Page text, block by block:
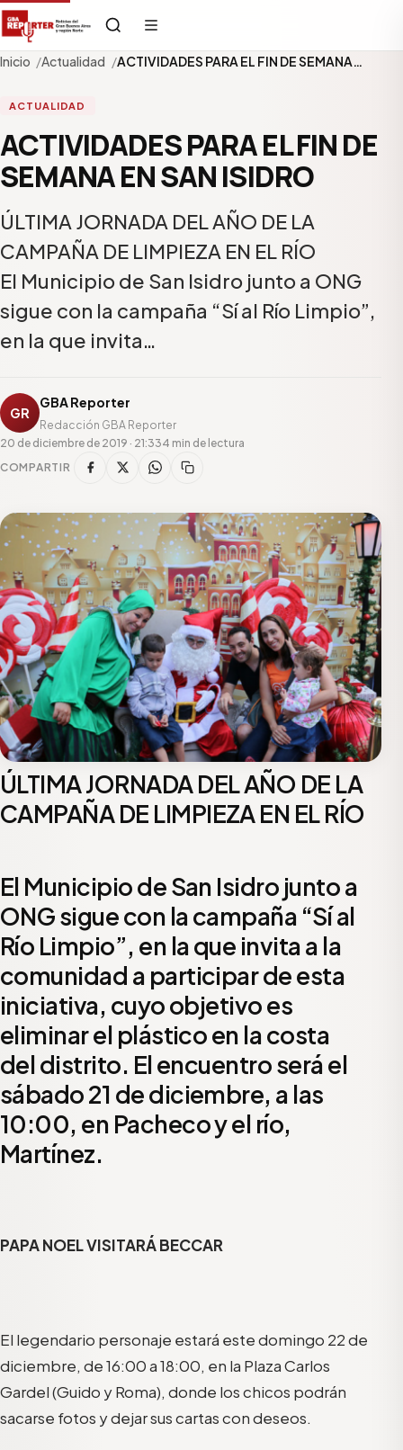
Inicio Actualidad ACTIVIDADES PARA EL FIN DE SEMANA…
ACTUALIDAD
ACTIVIDADES PARA EL FIN DE
SEMANA EN SAN ISIDRO
ÚLTIMA JORNADA DEL AÑO DE LA
CAMPAÑA DE LIMPIEZA EN EL RÍO
El Municipio de San Isidro junto a ONG
sigue con la campaña “Sí al Río Limpio”,
en la que invita…
GR
GBA Reporter
Redacción GBA Reporter
20 de diciembre de 2019 · 21:334 min de lectura
COMPARTIR
ÚLTIMA JORNADA DEL AÑO DE LA
CAMPAÑA DE LIMPIEZA EN EL RÍO
El Municipio de San Isidro junto a
ONG sigue con la campaña “Sí al
Río Limpio”, en la que invita a la
comunidad a participar de esta
iniciativa, cuyo objetivo es
eliminar el plástico en la costa
del distrito. El encuentro será el
sábado 21 de diciembre, a las
10:00, en Pacheco y el río,
Martínez.
PAPA NOEL VISITARÁ BECCAR
El legendario personaje estará este domingo 22 de
diciembre, de 16:00 a 18:00, en la Plaza Carlos
Gardel (Guido y Roma), donde los chicos podrán
sacarse fotos y dejar sus cartas con deseos.